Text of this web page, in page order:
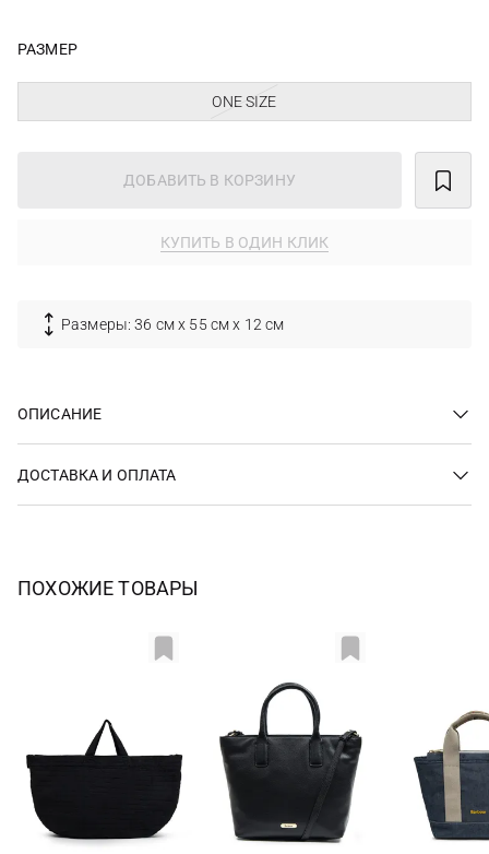
РАЗМЕР
ONE SIZE
ДОБАВИТЬ В КОРЗИНУ
КУПИТЬ В ОДИН КЛИК
Размеры: 36 см х 55 см х 12 см
ОПИСАНИЕ
ДОСТАВКА И ОПЛАТА
ПОХОЖИЕ ТОВАРЫ